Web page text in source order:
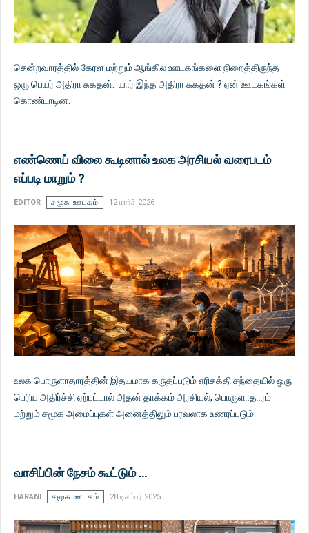
சென்றவாரத்தில் கேரள மற்றும் ஆங்கில ஊடகங்களை நிறைத்திருந்த
ஒரு பெயர் அதிரா சுகதன். யார் இந்த அதிரா சுகதன் ? ஏன் ஊடகங்கள்
கொண்டாடின.
எண்ணெய் விலை கூடினால் உலக அரசியல் வரைபடம்
எப்படி மாறும் ?
EDITOR சமூக ஊடகம் 12 மார்ச் 2026
உலக பொருளாதாரத்தின் இதயமாக கருதப்படும் எரிசக்தி சந்தையில் ஒரு
பெரிய அதிர்ச்சி ஏற்பட்டால் அதன் தாக்கம் அரசியல், பொருளாதாரம்
மற்றும் சமூக அமைப்புகள் அனைத்திலும் பரவலாக உணரப்படும்.
வாசிப்பின் நேசம் கூட்டும் ...
HARANI சமூக ஊடகம் 28 டிசம்பர் 2025